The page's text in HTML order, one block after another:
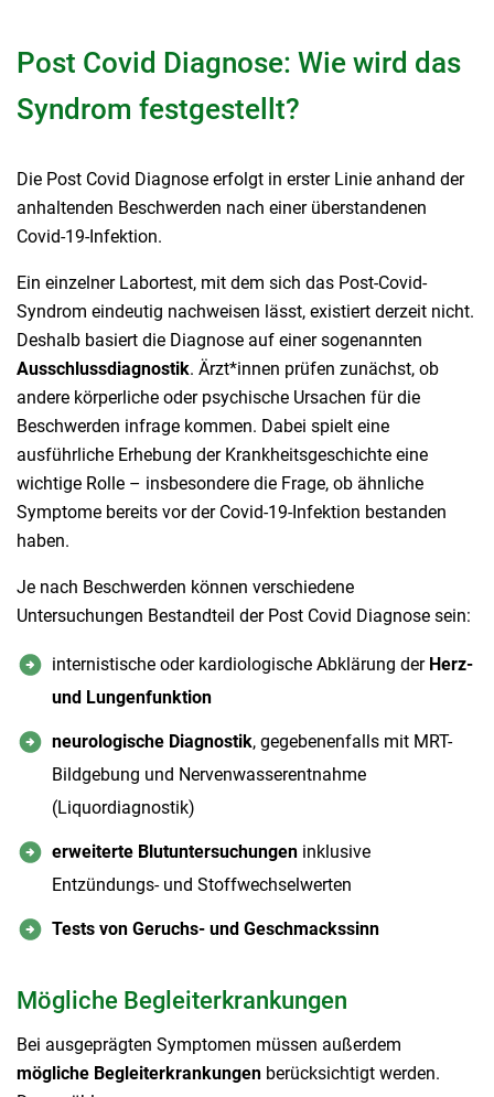
Post Covid Diagnose: Wie wird das
Syndrom festgestellt?
Die Post Covid Diagnose erfolgt in erster Linie anhand der
anhaltenden Beschwerden nach einer überstandenen
Covid-19-Infektion.
Ein einzelner Labortest, mit dem sich das Post-Covid-
Syndrom eindeutig nachweisen lässt, existiert derzeit nicht.
Deshalb basiert die Diagnose auf einer sogenannten
Ausschlussdiagnostik. Ärzt*innen prüfen zunächst, ob
andere körperliche oder psychische Ursachen für die
Beschwerden infrage kommen. Dabei spielt eine
ausführliche Erhebung der Krankheitsgeschichte eine
wichtige Rolle – insbesondere die Frage, ob ähnliche
Symptome bereits vor der Covid-19-Infektion bestanden
haben.
Je nach Beschwerden können verschiedene
Untersuchungen Bestandteil der Post Covid Diagnose sein:
internistische oder kardiologische Abklärung der Herz-
und Lungenfunktion
neurologische Diagnostik, gegebenenfalls mit MRT-
Bildgebung und Nervenwasserentnahme
(Liquordiagnostik)
erweiterte Blutuntersuchungen inklusive
Entzündungs- und Stoffwechselwerten
Tests von Geruchs- und Geschmackssinn
Mögliche Begleiterkrankungen
Bei ausgeprägten Symptomen müssen außerdem
mögliche Begleiterkrankungen berücksichtigt werden.